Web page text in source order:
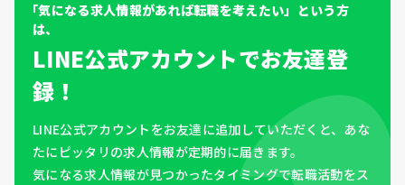
「気になる求人情報があれば転職を考えたい」という方
は、
LINE公式アカウントでお友達登
録！
LINE公式アカウントをお友達に追加していただくと、あな
たにピッタリの求人情報が定期的に届きます。
気になる求人情報が見つかったタイミングで転職活動をス